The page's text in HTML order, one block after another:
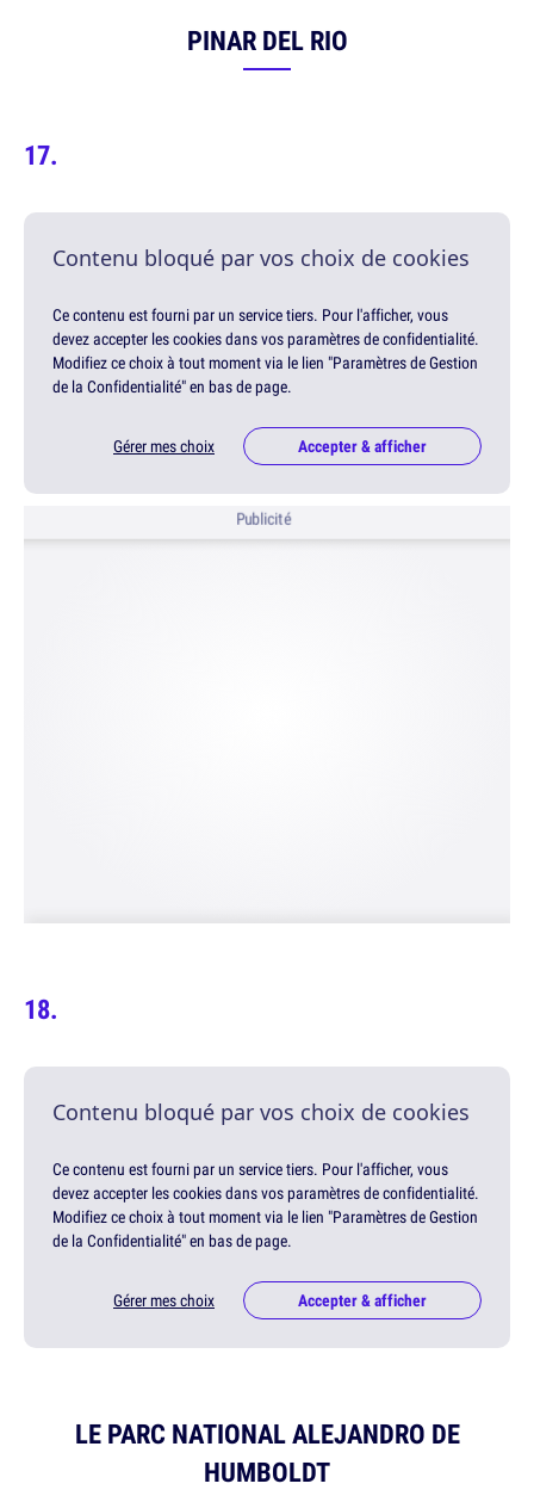
PINAR DEL RIO
Contenu bloqué par vos choix de cookies
Ce contenu est fourni par un service tiers. Pour l'afficher, vous
devez accepter les cookies dans vos paramètres de confidentialité.
Modifiez ce choix à tout moment via le lien "Paramètres de Gestion
de la Confidentialité" en bas de page.
Gérer mes choix Accepter & afficher
Publicité
Contenu bloqué par vos choix de cookies
Ce contenu est fourni par un service tiers. Pour l'afficher, vous
devez accepter les cookies dans vos paramètres de confidentialité.
Modifiez ce choix à tout moment via le lien "Paramètres de Gestion
de la Confidentialité" en bas de page.
Gérer mes choix Accepter & afficher
LE PARC NATIONAL ALEJANDRO DE
HUMBOLDT